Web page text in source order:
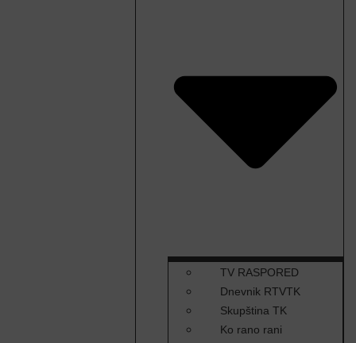
TV RASPORED
Dnevnik RTVTK
Skupština TK
Ko rano rani